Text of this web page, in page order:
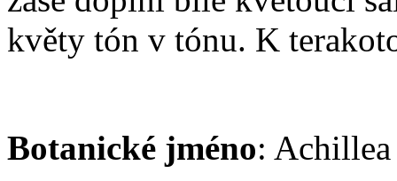
květy tón v tónu. K
Botanické jméno: Achillea